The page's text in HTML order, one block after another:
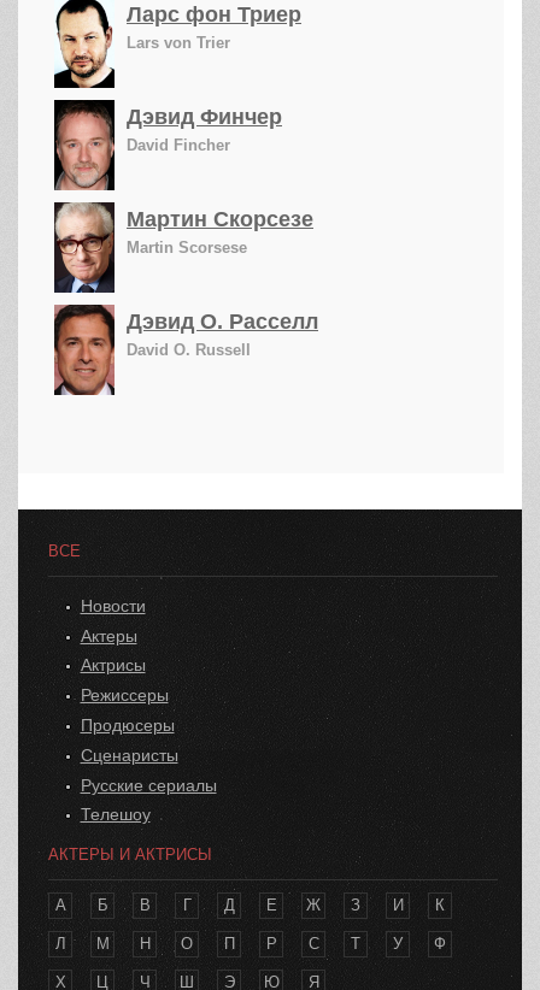
Ларс фон Триер
Lars von Trier
Дэвид Финчер
David Fincher
Мартин Скорсезе
Martin Scorsese
Дэвид О. Расселл
David O. Russell
ВСЕ
Новости
Актеры
Актрисы
Режиссеры
Продюсеры
Сценаристы
Русские сериалы
Телешоу
АКТЕРЫ И АКТРИСЫ
А Б В Г Д Е Ж З И К
Л М Н О П Р С Т У Ф
Х Ц Ч Ш Э Ю Я